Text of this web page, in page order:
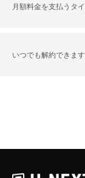
※40％ポイント還元の対
iOSアプリのUコイン決
月額料金を支払うタ
いつでも解約できま